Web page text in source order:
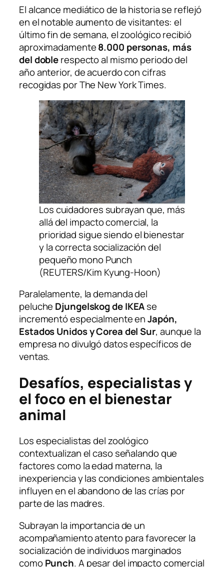
El alcance mediático de la historia se reflejó
en el notable aumento de visitantes: el
último fin de semana, el zoológico recibió
aproximadamente8.000 personas, más
del doblerespecto al mismo periodo del
año anterior, de acuerdo con cifras
recogidas porThe New York Times.
Los cuidadores subrayan que, más
allá del impacto comercial, la
prioridad sigue siendo el bienestar
y la correcta socialización del
pequeño mono Punch
(REUTERS/Kim Kyung-Hoon)
Paralelamente, la demanda del
peluche Djungelskog de IKEAse
incrementó especialmente enJapón,
Estados Unidos y Corea del Sur, aunque la
empresa no divulgó datos específicos de
ventas.
Desafíos, especialistas y
el foco en el bienestar
animal
Los especialistas del zoológico
contextualizan el caso señalando que
factores como la edad materna, la
inexperiencia y las condiciones ambientales
influyen en el abandono de las crías por
parte de las madres.
Subrayan la importancia de un
acompañamiento atento para favorecer la
socialización de individuos marginados
comoPunch. A pesar del impacto comercial